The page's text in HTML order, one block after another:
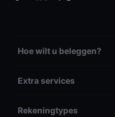
Hoe wilt u beleggen?
Extra services
Rekeningtypes